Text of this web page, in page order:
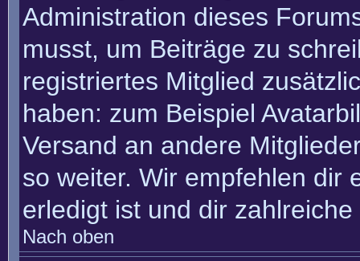
Administration dieses
musst, um Beiträge zu
registriertes Mitglied
haben: zum Beispiel
Versand an andere
so weiter. Wir empfehlen dir
erledigt ist und dir
Nach oben